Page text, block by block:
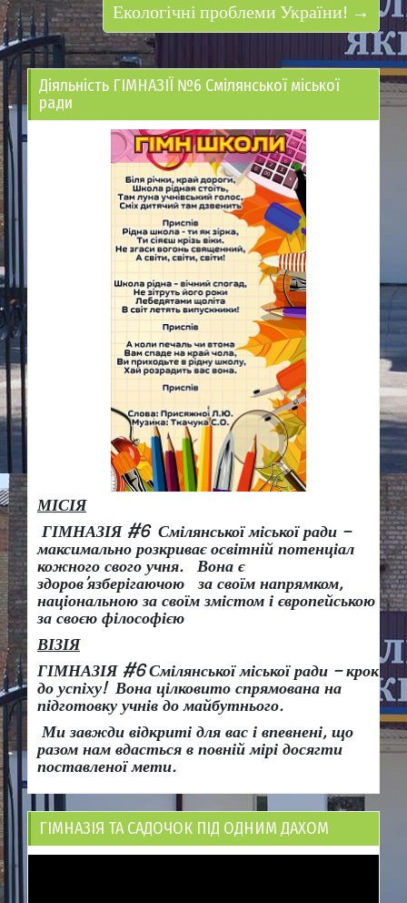
Екологічні проблеми України! →
Діяльність ГІМНАЗІЇ №6 Смілянської міської
ради
МІСІЯ
ГІМНАЗІЯ #6 Смілянської міської ради –
максимально розкриває освітній потенціал
кожного свого учня.
Вона є
здоров’язберігаючою за своїм напрямком,
національною за своїм змістом і європейською
за своєю філософією
ВІЗІЯ
ГІМНАЗІЯ #6 Смілянської міської ради – крок
до успіху! Вона цілковито спрямована на
підготовку учнів до майбутнього.
Ми завжди відкриті для вас і впевнені, що
разом нам вдасться в повній мірі досягти
поставленої мети.
ГІМНАЗІЯ ТА САДОЧОК ПІД ОДНИМ ДАХОМ